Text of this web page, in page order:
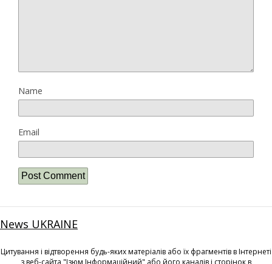
Name
Email
News UKRAINE
Цитування і відтворення будь-яких матеріалів або їх фрагментів в Інтернеті